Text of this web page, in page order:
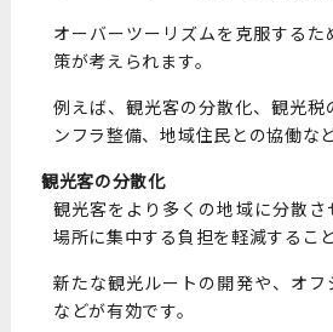
オーバーツーリズムを克服する
策が考えられます。
例えば、観光客の分散化、観光税
ンフラ整備、地域住民との協働な
観光客の分散化
観光客をより多くの地域に分散さ
場所に集中する負担を軽減するこ
新たな観光ルートの開発や、オフ
などが有効です。